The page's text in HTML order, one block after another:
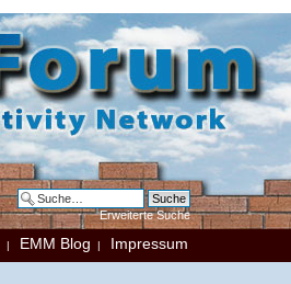
Erweiterte Suche
| EMM Blog | Impressum